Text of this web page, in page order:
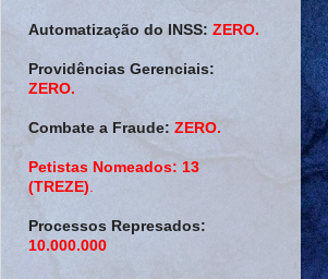
Automatização do INSS: ZERO.
Providências Gerenciais:
ZERO.
Combate a Fraude: ZERO.
Petistas Nomeados: 13
(TREZE)
Processos Represados:
10.000.000